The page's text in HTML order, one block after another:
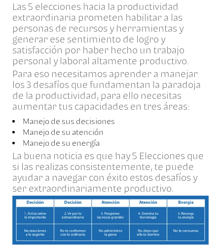
Las 5 elecciones hacia la productividad
extraordinaria prometen habilitar a las
personas de recursos y herramientas y
generar ese sentimiento de logro y
satisfacción por haber hecho un trabajo
personal y laboral altamente productivo.
Para eso necesitamos aprender a manejar
los 3 desafíos que fundamentan la paradoja
de la productividad, para ello necesitas
aumentar tus capacidades en tres áreas:
Manejo de sus decisiones
Manejo de su atención
Manejo de su energía
La buena noticia es que hay 5 Elecciones que
si las realizas consistentemente, te puede
ayudar a navegar con éxito estos desafíos y
ser extraordinariamente productivo.